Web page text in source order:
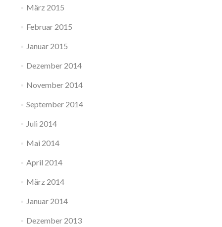
März 2015
Februar 2015
Januar 2015
Dezember 2014
November 2014
September 2014
Juli 2014
Mai 2014
April 2014
März 2014
Januar 2014
Dezember 2013